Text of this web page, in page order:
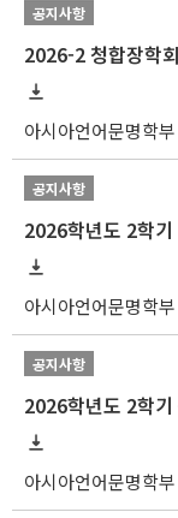
공지사항
2026-2 청합장학
아시아언어문명학부
공지사항
아시아언어문명학부
공지사항
2026학년도 2학
아시아언어문명학부